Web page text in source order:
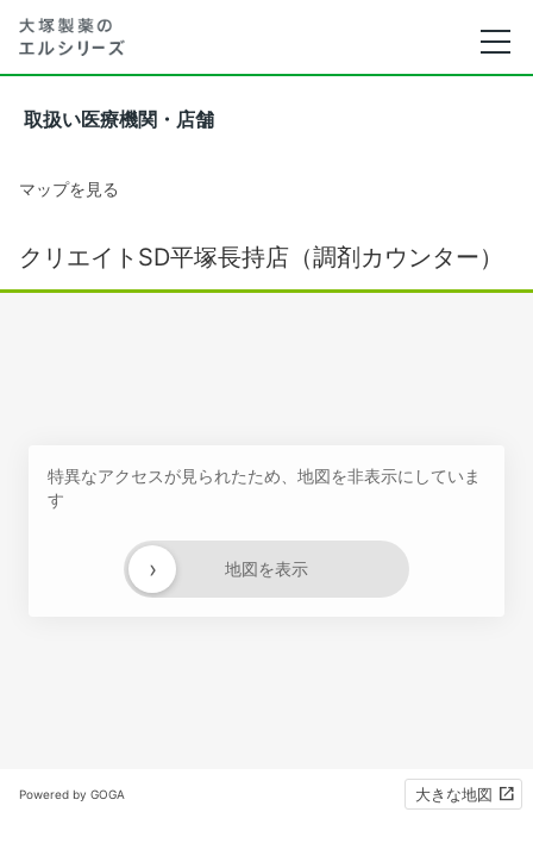
取扱い医療機関・店舗
マップを見る
クリエイトSD平塚長持店（調剤カウンター）
特異なアクセスが見られたため、地図を非表示にしていま
す
地図を表示
›
Powered by GOGA 大きな地図